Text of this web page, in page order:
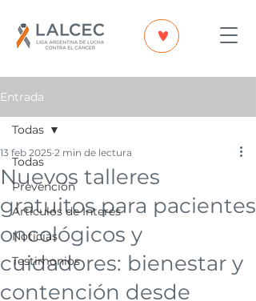
Entrada
Todas
Prevención
Artículos de Interés
Noticias
Testimonios
Todas
Nuevos talleres
gratuitos para pacientes
oncológicos y
cuidadores: bienestar y
contención desde
13 feb 2025 2 min de lectura